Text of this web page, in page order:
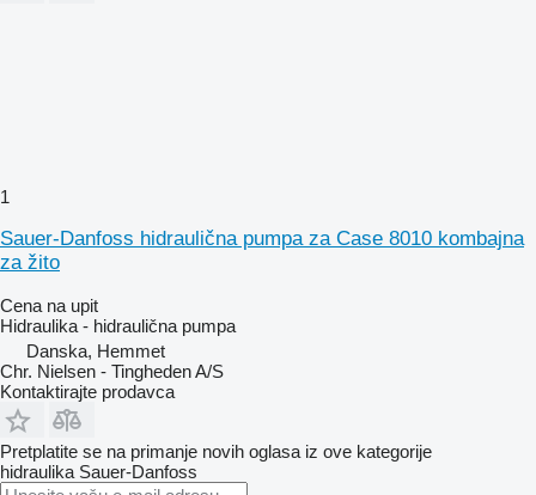
1
Sauer-Danfoss hidraulična pumpa za Case 8010 kombajna
za žito
Cena na upit
Hidraulika - hidraulična pumpa
Danska, Hemmet
Chr. Nielsen - Tingheden A/S
Kontaktirajte prodavca
Pretplatite se na primanje novih oglasa iz ove kategorije
hidraulika Sauer-Danfoss